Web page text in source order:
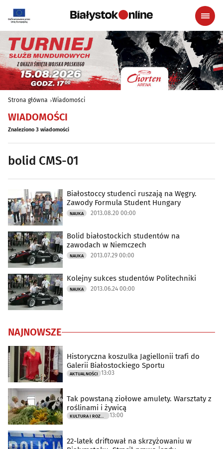
Strona główna Wiadomości
WIADOMOŚCI
Znaleziono 3 wiadomości
bolid CMS-01
Białostoccy studenci ruszają na Węgry.
Zawody Formula Student Hungary
NAUKA 2013.08.20 00:00
Bolid białostockich studentów na
zawodach w Niemczech
NAUKA 2013.07.29 00:00
Kolejny sukces studentów Politechniki
NAUKA 2013.06.24 00:00
NAJNOWSZE
Historyczna koszulka Jagiellonii trafi do
Galerii Białostockiego Sportu
AKTUALNOŚCI 13:03
Tak powstaną ziołowe amulety. Warsztaty z
roślinami i żywicą
13:00
22-latek driftował na skrzyżowaniu w